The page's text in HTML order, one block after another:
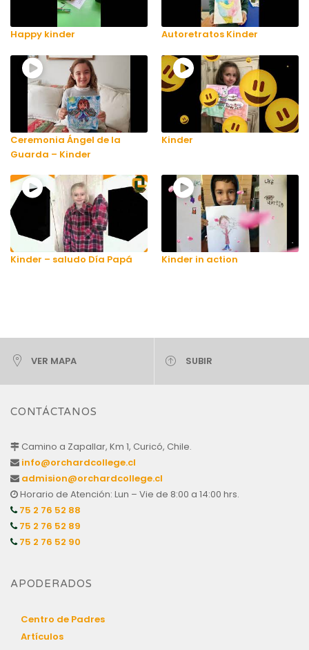
Happy kinder Autoretratos Kinder
Ceremonia Ángel de la
Guarda – Kinder
Kinder
Kinder – saludo Día Papá Kinder in action
VER MAPA SUBIR
CONTÁCTANOS
Camino a Zapallar, Km 1, Curicó, Chile.
info@orchardcollege.cl
admision@orchardcollege.cl
Horario de Atención: Lun – Vie de 8:00 a 14:00 hrs.
75 2 76 52 88
75 2 76 52 89
75 2 76 52 90
APODERADOS
Centro de Padres
Artículos